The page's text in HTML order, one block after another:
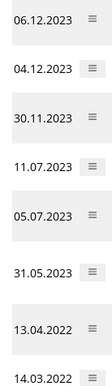
06.12.2023
04.12.2023
30.11.2023
11.07.2023
05.07.2023
31.05.2023
13.04.2022
14.03.2022